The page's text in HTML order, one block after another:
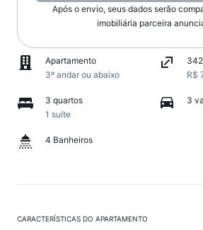
Após o envio, seus dados serão
imobiliária parceira
Apartamento
3º andar ou abaixo
R$
3 quartos
1 suíte
3
4 Banheiros
CARACTERÍSTICAS DO APARTAMENTO